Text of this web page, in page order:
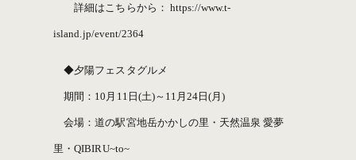
詳細はこちらから： https://www.t-
island.jp/event/2364
◆夕陽フェスタグルメ
期間：10月11日(土)～11月24日(月)
会場：道の駅宮地岳かかしの里・天然温泉 愛夢
里・QIBIRU~to~